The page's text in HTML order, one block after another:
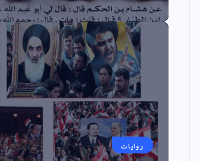
روايات